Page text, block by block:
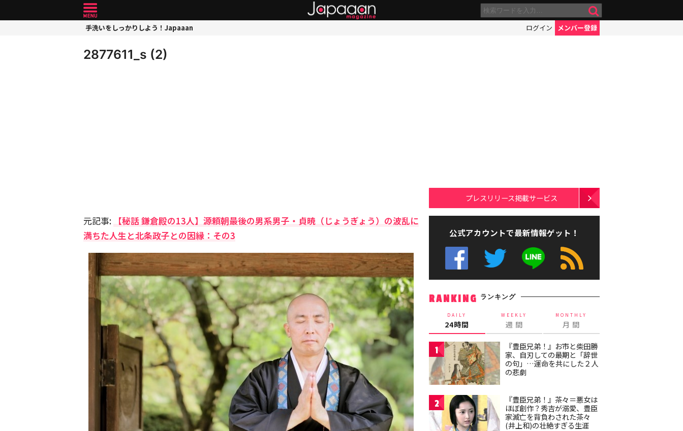
手洗いをしっかりしよう！Japaaan ログイン メンバー登録
2877611_s (2)
元記事: 【秘話 鎌倉殿の13人】源頼朝最後の男系男子・貞暁（じょうぎょう）の波乱に
満ちた人生と北条政子との因縁：その3
プレスリリース掲載サービス
公式アカウントで最新情報ゲット！
RANKING ランキング
DAILY
24時間
WEEKLY
週 間
MONTHLY
月 間
1
『豊臣兄弟！』お市と柴田勝
家、自刃しての最期と「辞世
の句」…運命を共にした２人
の悲劇
2
『豊臣兄弟！』茶々＝悪女は
ほぼ創作？秀吉が溺愛、豊臣
家滅亡を背負わされた茶々
(井上和)の壮絶すぎる生涯